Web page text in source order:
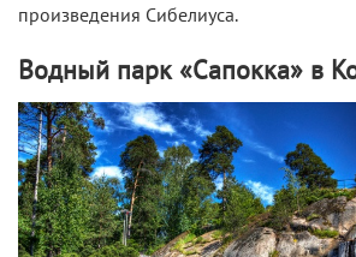
произведения Сибелиуса.
Водный парк «Сапокка» в